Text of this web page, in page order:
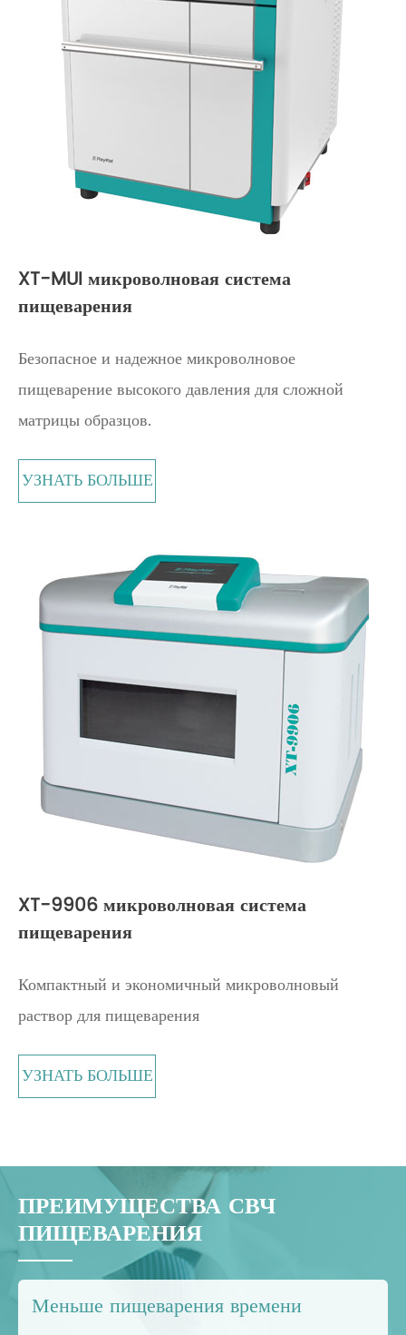
XT-MUI микроволновая система
пищеварения
Безопасное и надежное микроволновое
пищеварение высокого давления для сложной
матрицы образцов.
УЗНАТЬ БОЛЬШЕ
XT-9906 микроволновая система
пищеварения
Компактный и экономичный микроволновый
раствор для пищеварения
УЗНАТЬ БОЛЬШЕ
ПРЕИМУЩЕСТВА СВЧ
ПИЩЕВАРЕНИЯ
Меньше пищеварения времени